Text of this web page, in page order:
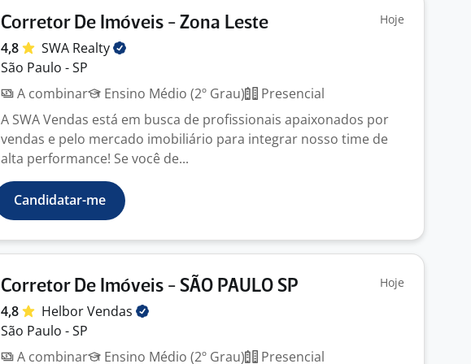
Corretor De Imóveis - Zona Leste Hoje
4,8 SWA Realty
São Paulo - SP
A combinar
Ensino Médio (2º Grau)
Presencial
A SWA Vendas está em busca de profissionais apaixonados por
vendas e pelo mercado imobiliário para integrar nosso time de
alta performance! Se você de...
Candidatar-me
Corretor De Imóveis - SÃO PAULO SP Hoje
4,8 HelborVendas
São Paulo - SP
A combinar
Ensino Médio (2º Grau) Presencial